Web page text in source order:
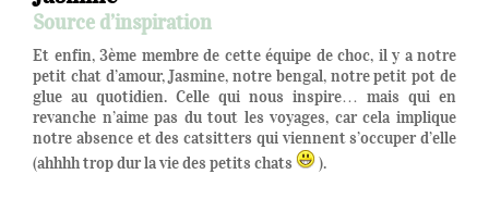
Source d’inspiration
Et enfin, 3ème membre de cette équipe de choc, il y a notre
petit chat d’amour, Jasmine, notre bengal, notre petit pot de
glue au quotidien. Celle qui nous inspire… mais qui en
revanche n’aime pas du tout les voyages, car cela implique
notre absence et des catsitters qui viennent s’occuper d’elle
(ahhhh trop dur la vie des petits chats
).